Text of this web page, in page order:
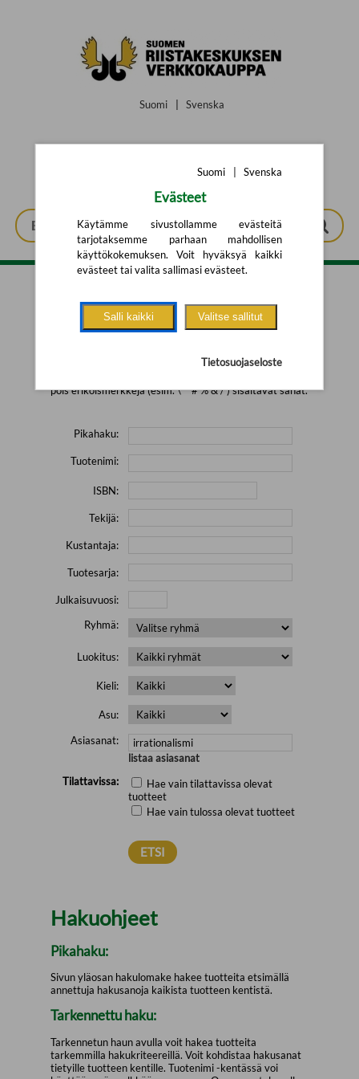
Suomi Svenska
Tarkennettu haku
pois erikoismerkkejä (esim. \' " # % & / ) sisältävät sanat.
Pikahaku:
Tuotenimi:
ISBN:
Tekijä:
Kustantaja:
Tuotesarja:
Julkaisuvuosi:
Ryhmä:
Luokitus:
Kieli:
Asu:
Asiasanat:
listaa asiasanat
Tilattavissa:
Hae vain tilattavissa olevat
tuotteet
Hae vain tulossa olevat tuotteet
Hakuohjeet
Pikahaku:
Sivun yläosan hakulomake hakee tuotteita etsimällä
annettuja hakusanoja kaikista tuotteen kentistä.
Tarkennettu haku:
Tarkennetun haun avulla voit hakea tuotteita
tarkemmilla hakukriteereillä. Voit kohdistaa hakusanat
tietyille tuotteen kentille. Tuotenimi -kentässä voi
Suomi Svenska
Evästeet
Käytämme sivustollamme evästeitä
tarjotaksemme parhaan mahdollisen
käyttökokemuksen. Voit hyväksyä kaikki
evästeet tai valita sallimasi evästeet.
Salli kaikki Valitse sallitut
Tietosuojaseloste